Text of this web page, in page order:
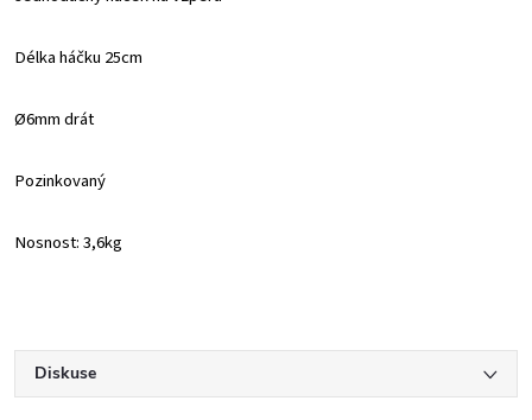
Délka háčku 25cm
Ø6mm drát
Pozinkovaný
Nosnost: 3,6kg
Diskuse